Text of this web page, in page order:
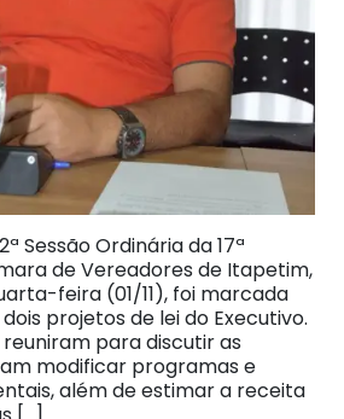
Sessão Ordinária da 17ª
de Vereadores de Itapetim,
feira (01/11), foi marcada
projetos de lei do Executivo.
para discutir as
modificar programas e
além de estimar a receita